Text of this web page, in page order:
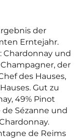
der
Erntejahr.
Chardonnay und
der
des Hauses,
Gut zu
49% Pinot
de Sézanne und
de Reims